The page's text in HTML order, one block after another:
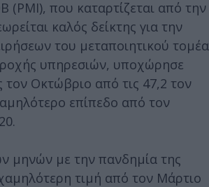
(PMI), που καταρτίζεται από την
καλός δείκτης για την
του μεταποιητικού τομέα
υπηρεσιών, υποχώρησε
τον Οκτώβριο από τις 47,2 τον
επίπεδο από τον
μηνών με την πανδημία της
τιμή από τον Μάρτιο